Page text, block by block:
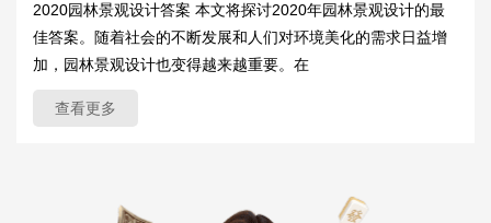
2020园林景观设计答案 本文将探讨2020年园林景观设计的最
佳答案。随着社会的不断发展和人们对环境美化的需求日益增
加，园林景观设计也变得越来越重要。在
查看更多